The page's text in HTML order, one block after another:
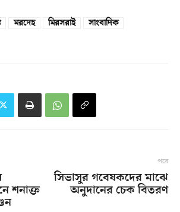
মরদেহ মিরসরাই
সাংবাদিক
শনাক্ত
পরে
সিভাসুর গবেষকদের মাঝে
অনুদানের চেক বিতরণ